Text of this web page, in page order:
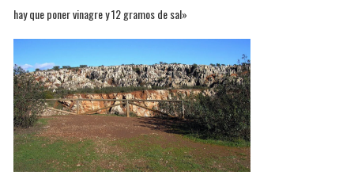
hay que poner vinagre y 12 gramos de sal»